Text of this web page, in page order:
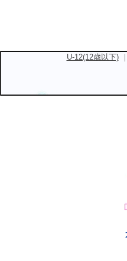
U-12(12歳以下)｜